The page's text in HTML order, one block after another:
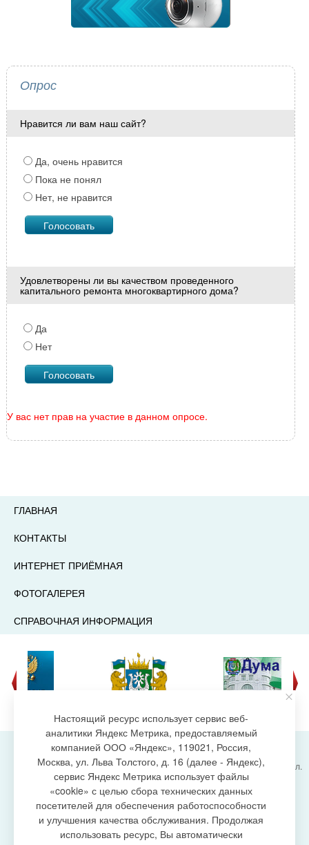
Опрос
Нравится ли вам наш сайт?
Да, очень нравится
Пока не понял
Нет, не нравится
Удовлетворены ли вы качеством проведенного
капитального ремонта многоквартирного дома?
Да
Нет
У вас нет прав на участие в данном опросе.
ГЛАВНАЯ
КОНТАКТЫ
ИНТЕРНЕТ ПРИЁМНАЯ
ФОТОГАЛЕРЕЯ
СПРАВОЧНАЯ ИНФОРМАЦИЯ
создание сайта
Администрация городского поселения Излучинск, ул.
Энергетиков, 6, пгт. Излучинск, Нижневартовский
район,
Ханты-Мансийский автономный округ-Югра
(Тюменская область), 628634
Сетевое изданиеhttps://www.gp-izluchinsk.ru
16+
Настоящий ресурс использует сервис веб-
аналитики Яндекс Метрика, предоставляемый
компанией ООО «Яндекс», 119021, Россия,
Москва, ул. Льва Толстого, д. 16 (далее - Яндекс),
сервис Яндекс Метрика использует файлы
«cookie» с целью сбора технических данных
посетителей для обеспечения работоспособности
и улучшения качества обслуживания. Продолжая
использовать ресурс, Вы автоматически